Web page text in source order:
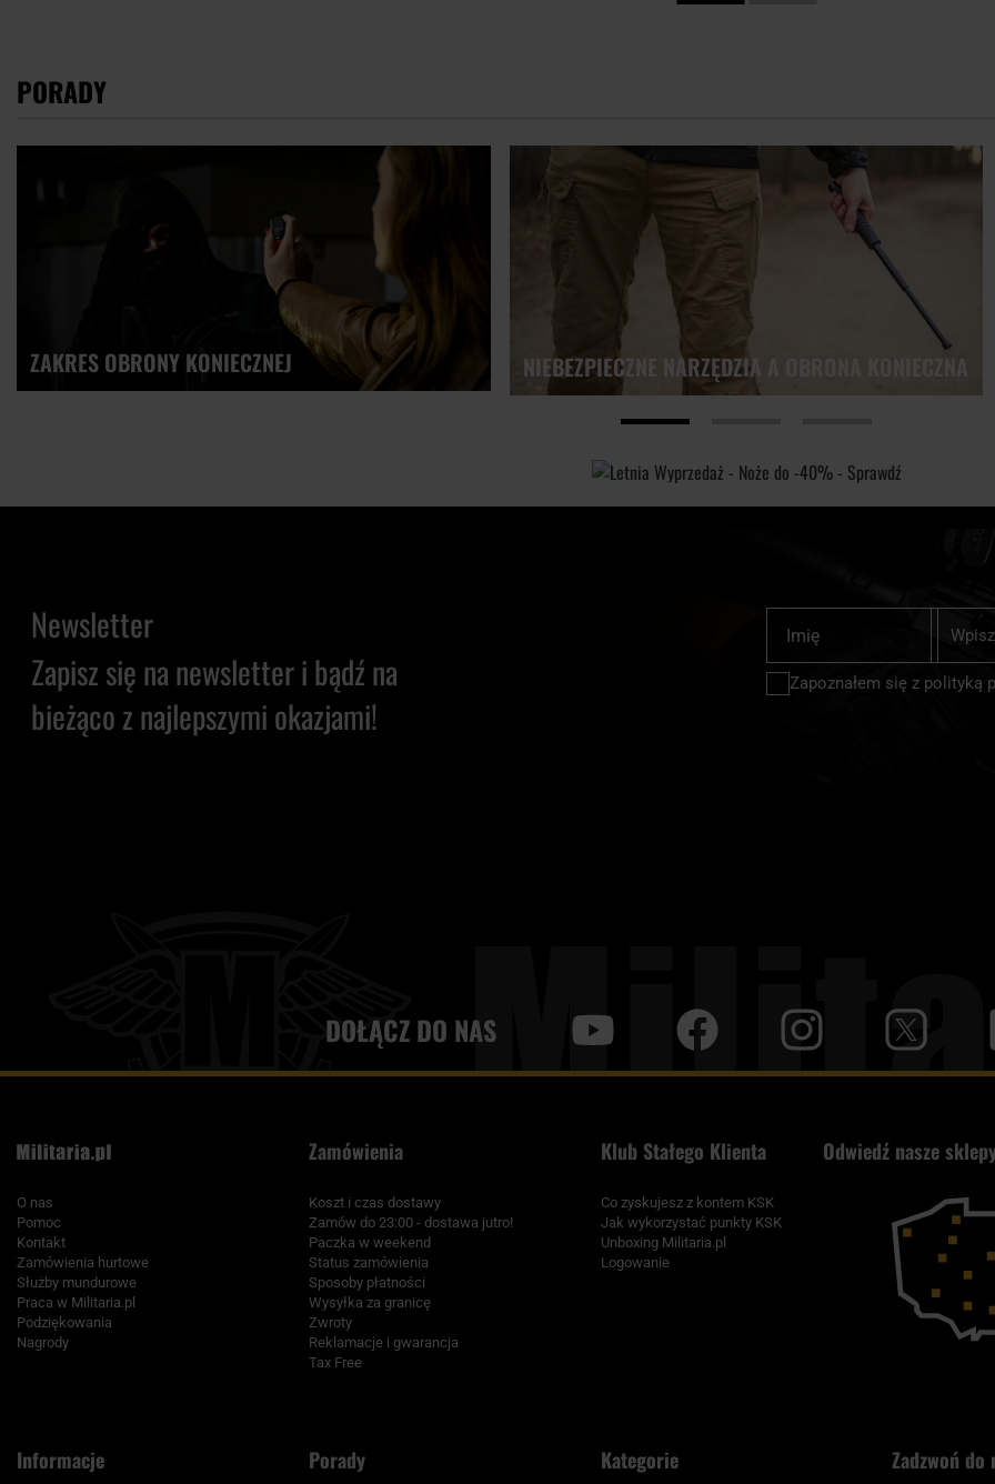
PORADY
ZAKRES OBRONY KONIECZNEJ NIEBEZPIECZNE NARZĘDZIA A OBRONA KONIECZNA
Newsletter
Zapisz się na newsletter i bądź na
bieżąco z najlepszymi okazjami!
Subskrybuj
nasz
Zapoznałem się z polityką
DOŁĄCZ DO NAS
O nas
Pomoc
Kontakt
Zamówienia hurtowe
Służby mundurowe
Praca w Militaria.pl
Podziękowania
Nagrody
Zamówienia
Koszt i czas dostawy
Zamów do 23:00 - dostawa jutro!
Paczka w weekend
Status zamówienia
Sposoby płatności
Wysyłka za granicę
Zwroty
Reklamacje i gwarancja
Tax Free
Klub Stałego Klienta
Co zyskujesz z kontem KSK
Jak wykorzystać punkty KSK
Unboxing Militaria.pl
Logowanie
Odwiedź nasze
Informacje Porady Kategorie Zadzwoń do